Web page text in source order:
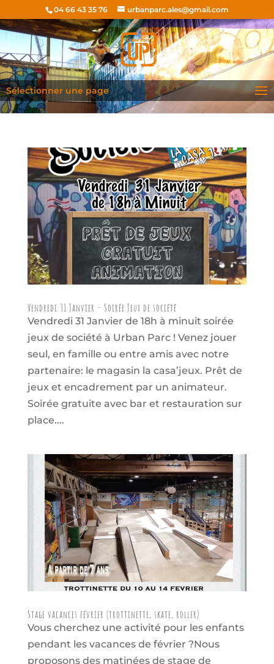
04 66 43 35 76 urbanparc.ales@gmail.com
Sélectionner une page
Vendredi 31 Janvier – Soirée Jeux de société
Vendredi 31 Janvier de 18h à minuit soirée
jeux de société à Urban Parc ! Venez jouer
seul, en famille ou entre amis avec notre
partenaire: le magasin la casa’jeux. Prêt de
jeux et encadrement par un animateur.
Soirée gratuite avec bar et restauration sur
place....
Stage vacances février (trottinette, skate, roller)
Vous cherchez une activité pour les enfants
pendant les vacances de février ?Nous
proposons des matinées de stage de